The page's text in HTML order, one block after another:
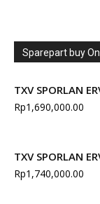
Sparepart buy
TXV SPORLAN
Rp1,690,000.00
TXV SPORLAN
Rp1,740,000.00